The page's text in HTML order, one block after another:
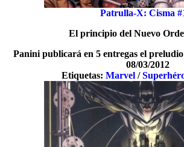
Patrulla-X: Cisma
El principio del Nuevo
Panini publicará en 5 entregas el
08/03/2012
Etiquetas:Marvel /